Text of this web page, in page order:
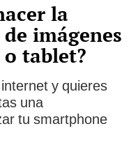
la
imágenes
tablet?
y quieres
una
tu smartphone